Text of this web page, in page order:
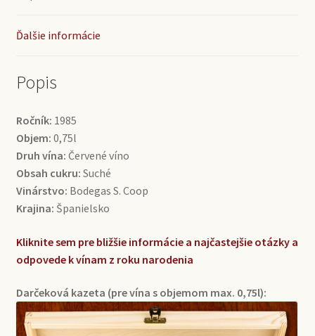
Ďalšie informácie
Popis
Ročník: 1985
Objem: 0,75l
Druh vína: Červené víno
Obsah cukru: Suché
Vinárstvo: Bodegas S. Coop
Krajina: Španielsko
Kliknite sem pre bližšie informácie a najčastejšie otázky a
odpovede k vínam z roku narodenia
Darčeková kazeta (pre vína s objemom max. 0,75l):